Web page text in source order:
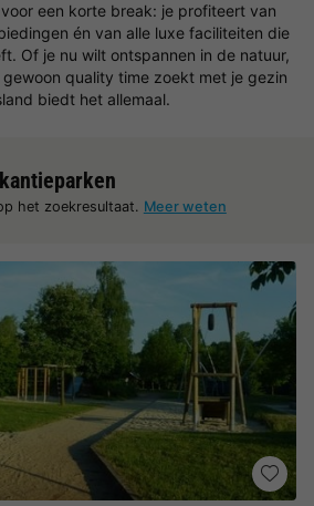
een korte break: je profiteert van
én van alle luxe faciliteiten die
Of je nu wilt ontspannen in de natuur,
quality time zoekt met je gezin
biedt het allemaal.
het zoekresultaat. Meer weten